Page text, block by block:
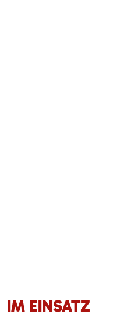
IM EINSATZ